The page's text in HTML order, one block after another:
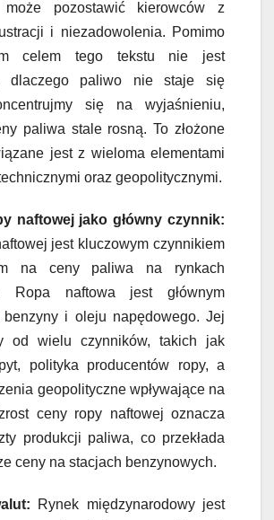
pozostawić kierowców z
i niezadowolenia. Pomimo
celem tego tekstu nie jest
dlaczego paliwo nie staje się
się na wyjaśnieniu,
paliwa stale rosną. To złożone
jest z wieloma elementami
oraz geopolitycznymi.
naftowej jako główny czynnik:
jest kluczowym czynnikiem
na ceny paliwa na rynkach
Ropa naftowa jest głównym
benzyny i oleju napędowego. Jej
od wielu czynników, takich jak
polityka producentów ropy, a
geopolityczne wpływające na
ceny ropy naftowej oznacza
produkcji paliwa, co przekłada
ceny na stacjach benzynowych.
Rynek międzynarodowy jest